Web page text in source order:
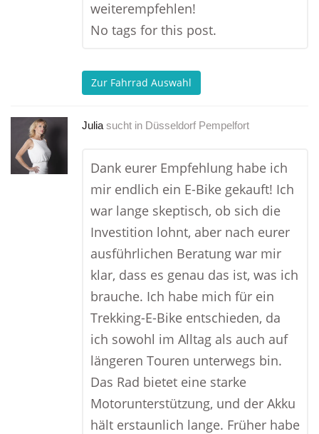
weiterempfehlen!
No tags for this post.
Zur Fahrrad Auswahl
Julia sucht in Düsseldorf Pempelfort
Dank eurer Empfehlung habe ich
mir endlich ein E-Bike gekauft! Ich
war lange skeptisch, ob sich die
Investition lohnt, aber nach eurer
ausführlichen Beratung war mir
klar, dass es genau das ist, was ich
brauche. Ich habe mich für ein
Trekking-E-Bike entschieden, da
ich sowohl im Alltag als auch auf
längeren Touren unterwegs bin.
Das Rad bietet eine starke
Motorunterstützung, und der Akku
hält erstaunlich lange. Früher habe